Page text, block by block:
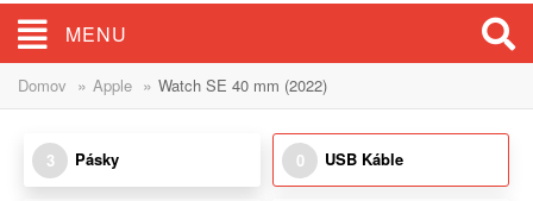
MENU
Domov » Apple » Watch SE 40 mm (2022)
3 Pásky 0 USB Káble